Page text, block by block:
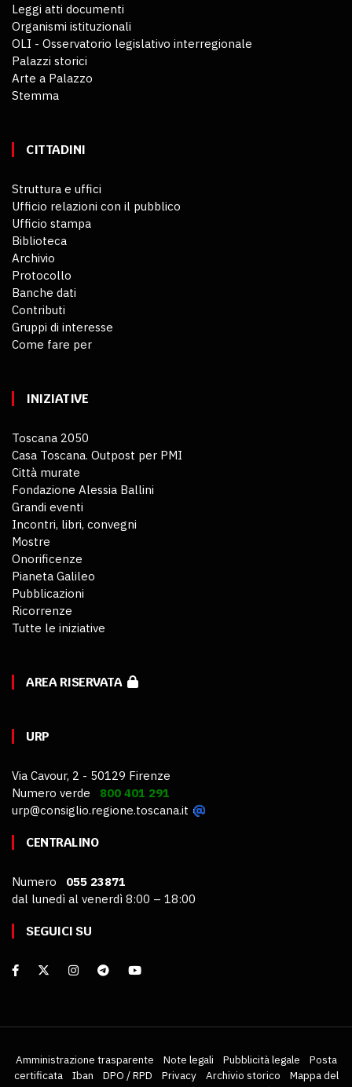
Leggi atti documenti
Organismi istituzionali
OLI - Osservatorio legislativo interregionale
Palazzi storici
Arte a Palazzo
Stemma
CITTADINI
Struttura e uffici
Ufficio relazioni con il pubblico
Ufficio stampa
Biblioteca
Archivio
Protocollo
Banche dati
Contributi
Gruppi di interesse
Come fare per
INIZIATIVE
Toscana 2050
Casa Toscana. Outpost per PMI
Città murate
Fondazione Alessia Ballini
Grandi eventi
Incontri, libri, convegni
Mostre
Onorificenze
Pianeta Galileo
Pubblicazioni
Ricorrenze
Tutte le iniziative
AREA RISERVATA
URP
Via Cavour, 2 - 50129 Firenze
Numero verde 800 401 291
urp@consiglio.regione.toscana.it
CENTRALINO
Numero 055 23871
dal lunedì al venerdì 8:00 – 18:00
SEGUICI SU
Amministrazione trasparente Note legali Pubblicità legale
Posta
certificata
Iban DPO / RPD Privacy Archivio storico
Mappa del